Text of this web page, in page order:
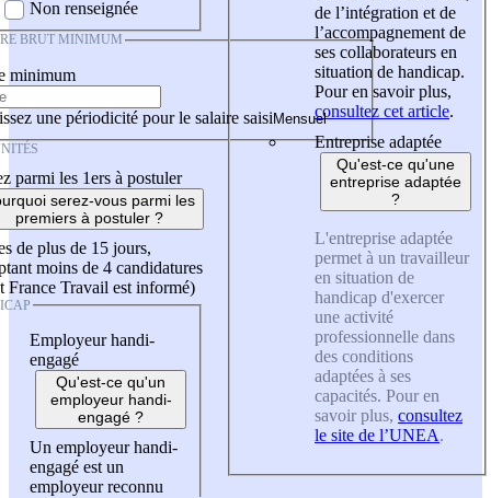
Non renseignée
BRUT MINIMUM
minimum
une périodicité pour le salaire saisi
parmi les 1ers à postuler
serez-vous parmi les
premiers à postuler ?
de plus de 15 jours,
moins de 4 candidatures
France Travail est informé)
Employeur handi-
engagé
Qu'est-ce qu'un
employeur handi-
engagé ?
Un employeur handi-
engagé est un
employeur reconnu
de l’intégration et de
l’accompagnement de
ses collaborateurs en
situation de handicap.
Pour en savoir plus,
consultez cet article.
Entreprise adaptée
Qu'est-ce qu'une
entreprise adaptée
?
L'entreprise adaptée
permet à un travailleur
en situation de
handicap d'exercer
une activité
professionnelle dans
des conditions
adaptées à ses
capacités. Pour en
savoir plus, consultez
le site de l’UNEA.